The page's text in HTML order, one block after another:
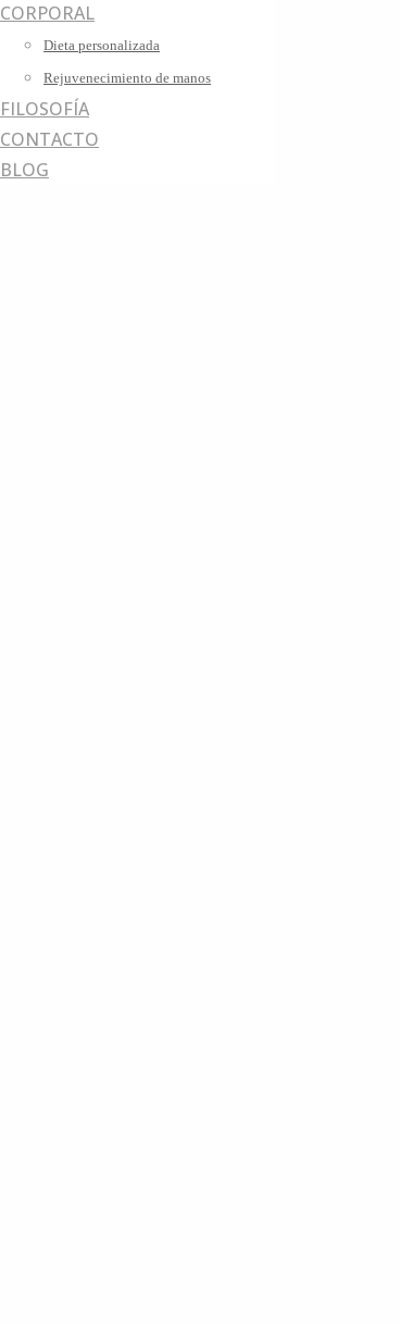
CORPORAL
Dieta personalizada
Rejuvenecimiento de manos
FILOSOFÍA
CONTACTO
BLOG